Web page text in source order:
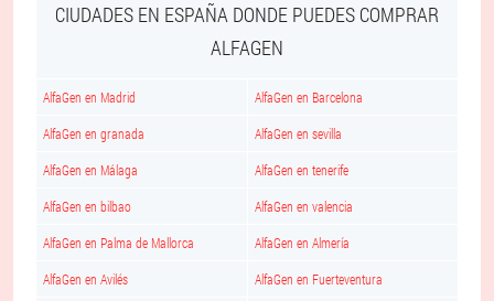
CIUDADES EN ESPAÑA DONDE PUEDES COMPRAR
ALFAGEN
AlfaGen en Madrid AlfaGen en Barcelona
AlfaGen en granada AlfaGen en sevilla
AlfaGen en Málaga AlfaGen en tenerife
AlfaGen en bilbao AlfaGen en valencia
AlfaGen en Palma de Mallorca AlfaGen en Almería
AlfaGen en Avilés AlfaGen en Fuerteventura